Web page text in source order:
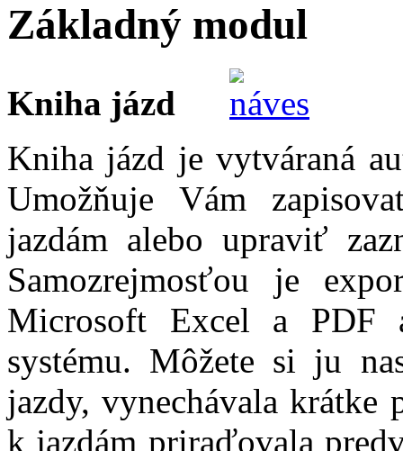
Základný modul
Kniha jázd
Kniha jázd je vytváraná
Umožňuje Vám
jazdám alebo upraviť
Samozrejmosťou je
Microsoft Excel a PDF
systému. Môžete si ju
jazdy, vynechávala krátke
k jazdám priraďovala